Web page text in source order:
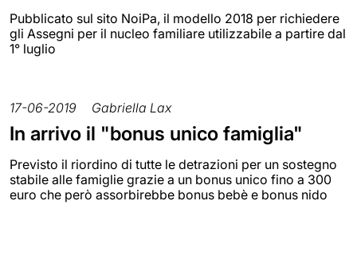
Pubblicato sul sito NoiPa, il modello 2018 per richiedere
gli Assegni per il nucleo familiare utilizzabile a partire dal
1° luglio
17-06-2019 Gabriella Lax
In arrivo il "bonus unico famiglia"
Previsto il riordino di tutte le detrazioni per un sostegno
stabile alle famiglie grazie a un bonus unico fino a 300
euro che però assorbirebbe bonus bebè e bonus nido